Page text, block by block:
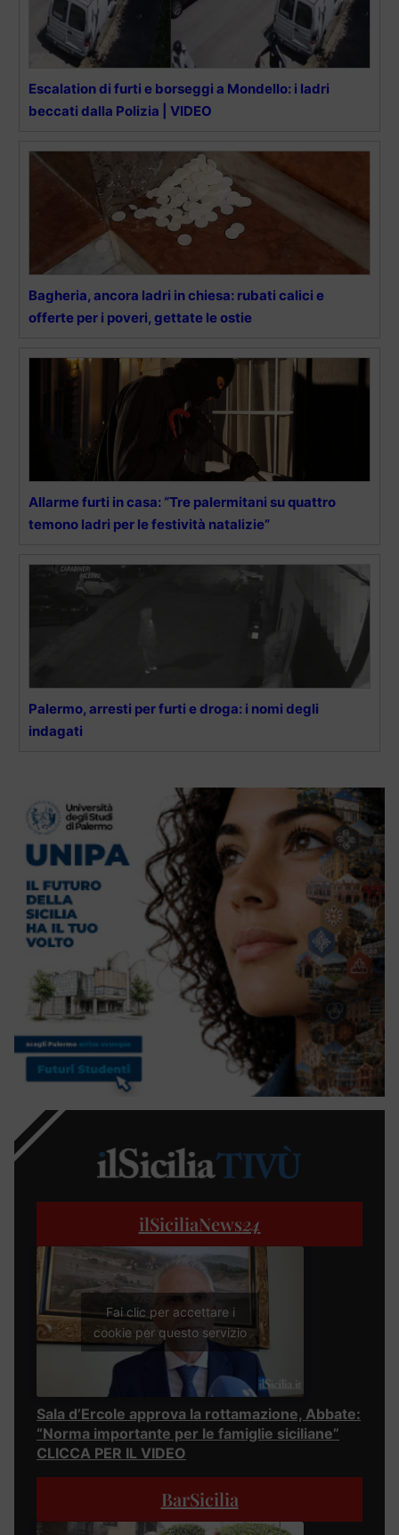
Escalation di furti e borseggi a Mondello: i ladri
beccati dalla Polizia | VIDEO
Bagheria, ancora ladri in chiesa: rubati calici e
offerte per i poveri, gettate le ostie
Allarme furti in casa: “Tre palermitani su quattro
temono ladri per le festività natalizie”
Palermo, arresti per furti e droga: i nomi degli
indagati
ilSiciliaNews24
Fai clic per accettare i
cookie per questo servizio
Sala d’Ercole approva la rottamazione, Abbate:
“Norma importante per le famiglie siciliane”
CLICCA PER IL VIDEO
BarSicilia